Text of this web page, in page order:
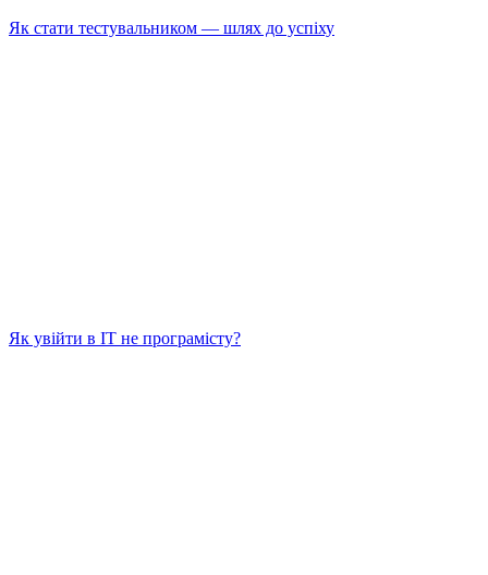
Як стати тестувальником — шлях до успіху
Як увійти в IT не програмісту?